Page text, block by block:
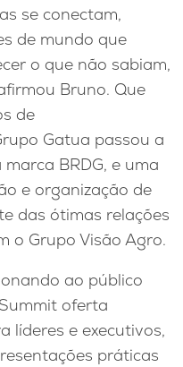
se conectam,
de mundo que
o que não sabiam,
Bruno. Que
de
Gatua passou a
BRDG, e uma
e organização de
das ótimas relações
o Grupo Visão Agro.
ao público
oferta
líderes e executivos,
práticas